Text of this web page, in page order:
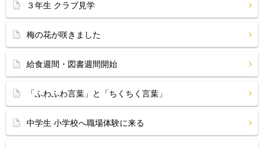
３年生 クラブ見学
梅の花が咲きました
給食週間・図書週間開始
「ふわふわ言葉」と「ちくちく言葉」
中学生 小学校へ職場体験に来る